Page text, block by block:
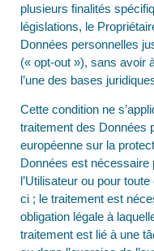
plusieurs finalités
législations, le
Données personnelles
(« opt-out »), sans avoir
l’une des bases
Cette condition ne
traitement des Données
européenne sur la
Données est nécessaire
l’Utilisateur ou pour
ci ; le traitement est
obligation légale à
traitement est lié à une